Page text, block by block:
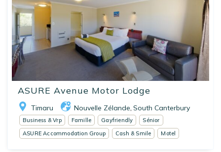
ASURE Avenue Motor Lodge
Timaru Nouvelle Zélande South Canterbury
Business & Vrp Famille Gayfriendly
Sénior
ASURE Accommodation Group
Cash & Smile Motel